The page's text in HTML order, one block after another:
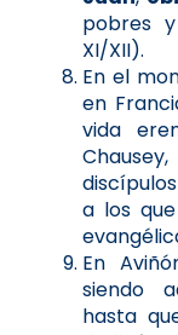
pobres
XI/XII).
En el
en
vida
a los
En
siendo
hasta